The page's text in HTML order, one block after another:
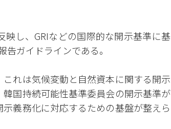
し、GRIなどの国際的な開示基準に基
ガイドラインである。
れは気候変動と自然資本に関する開示
国持続可能性基準委員会の開示基準が
義務化に対応するための基盤が整えら